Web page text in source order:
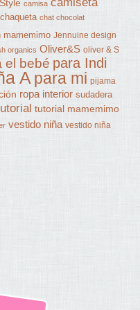
camisa
chaqueta chat chocolat
mamemimo Jennuine design
organics Oliver&S oliver & S
el bebé para Indi
A para mi pijama
ropa interior sudadera
tutorial mamemimo
vestido niña vestido niña